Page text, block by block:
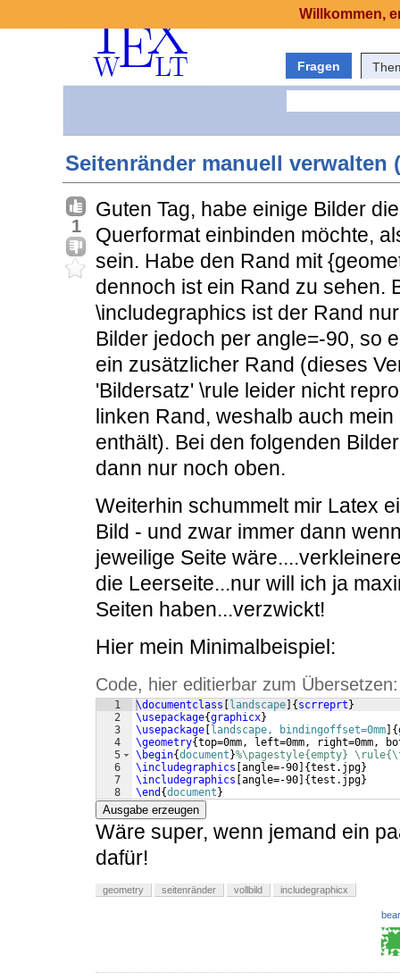
Fragen
Seitenränder manuell verwalten
1
Guten Tag, habe einige Bilder
Querformat einbinden möchte,
sein. Habe den Rand mit
dennoch ist ein Rand zu sehen.
\includegraphics ist der Rand
Bilder jedoch per angle=-90, so
ein zusätzlicher Rand (dieses
'Bildersatz' \rule leider nicht
linken Rand, weshalb auch
enthält). Bei den folgenden
dann nur noch oben.
Weiterhin schummelt mir Latex
Bild - und zwar immer dann
jeweilige Seite
die Leerseite...nur will ich ja
Seiten haben...verzwickt!
Hier mein Minimalbeispiel:
Code, hier editierbar zum Übersetzen:
1
2
3
4
5
6
7
8
\documentclass landscape { scrreprt }
\usepackage{graphicx}
\usepackage
landscape, bindingoffset=0mm {
\geometry{top=0mm, left=0mm, right=0mm,
\begin{document }%\pagestyle{empty}
\includegraphics angle=-90 {test.jpg}
\includegraphics angle=-90 {test.jpg}
\end {document }
Ausgabe erzeugen
Wäre super, wenn jemand ein
dafür!
geometry seitenränder vollbild includegraphicx
Willkommen,